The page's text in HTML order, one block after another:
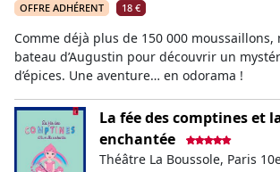
OFFRE ADHÉRENT
18 €
Comme déjà plus de 150 000
bateau d’Augustin pour découvrir un
d’épices. Une aventure… en odorama !
La fée des comptines et
enchantée
Théâtre La Boussole, Paris